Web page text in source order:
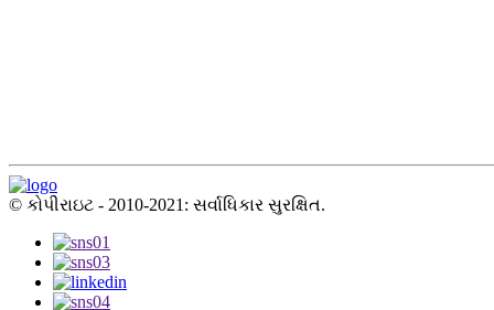
© કોપીરાઇટ - 2010-2021: સર્વાધિકાર સુરક્ષિત.